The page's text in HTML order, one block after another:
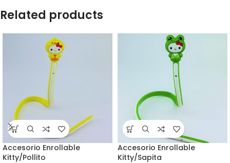
Related products
Accesorio Enrollable
Kitty/Pollito
Accesorio Enrollable
Kitty/Sapita